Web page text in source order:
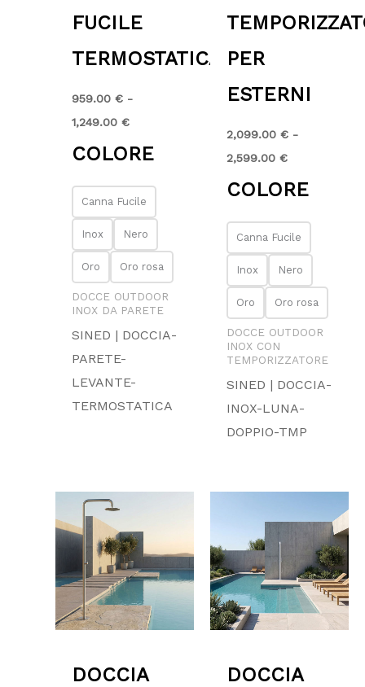
FUCILE
TERMOSTATICA
959.00 € -
1,249.00 €
COLORE
Canna Fucile
Inox Nero
Oro Oro rosa
DOCCE OUTDOOR
INOX DA PARETE
SINED | DOCCIA-
PARETE-
LEVANTE-
TERMOSTATICA
PER
ESTERNI
2,099.00 € -
2,599.00 €
COLORE
Canna Fucile
Inox Nero
Oro Oro rosa
DOCCE OUTDOOR
INOX CON
TEMPORIZZATORE
SINED | DOCCIA-
INOX-LUNA-
DOPPIO-TMP
DOCCIA
da
699.00 €
a
1,119.00 €
DOCCIA
prezzo:
1,999.00 €
a
2,799.00 €